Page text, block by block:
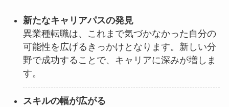
新たなキャリアパスの発見
異業種転職は、これまで気づかなかった自分の
可能性を広げるきっかけとなります。新しい分
野で成功することで、キャリアに深みが増しま
す。
スキルの幅が広がる